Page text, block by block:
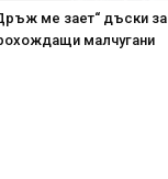
ме зает“ дъски за
малчугани